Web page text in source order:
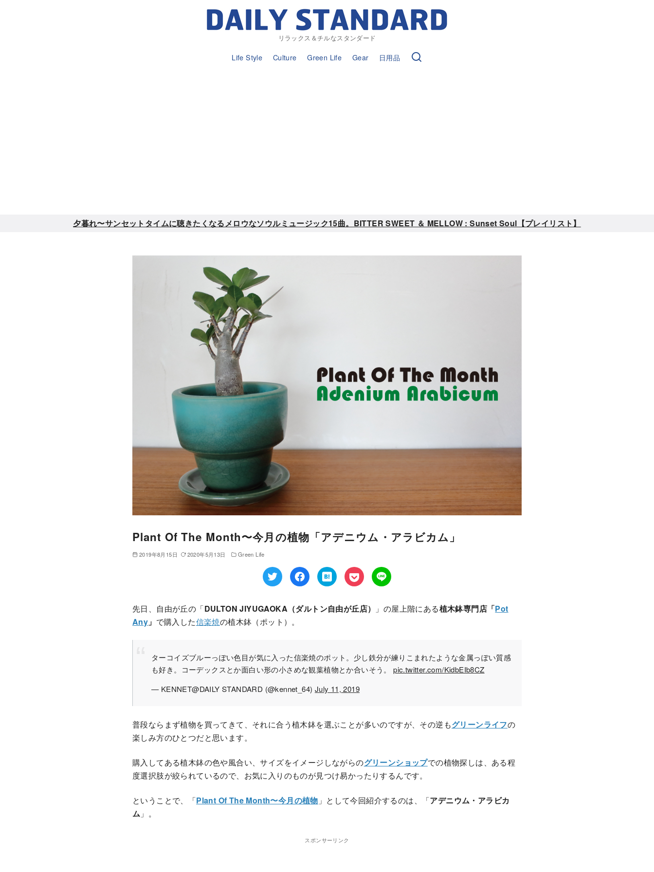
リラックス＆チルなスタンダード
Life Style Culture Green Life Gear 日用品
夕暮れ〜サンセットタイムに聴きたくなるメロウなソウルミュージック15曲。BITTER SWEET ＆ MELLOW : Sunset Soul【プレイリスト】
Plant Of The Month〜今月の植物「アデニウム・アラビカム」
2019年8月15日 2020年5月13日 Green Life
先日、自由が丘の「DULTON JIYUGAOKA（ダルトン自由が丘店） 」の屋上階にある植木鉢専門店「Pot
Any 」 で購入した信楽焼の植木鉢（ポット）。
ターコイズブルーっぽい色目が気に入った信楽焼のポット。少し鉄分が練りこまれたような金属っぽい質感
も好き。コーデックスとか面白い形の小さめな観葉植物とか合いそう。pic.twitter.com/KidbEIb8CZ
— KENNET@DAILY STANDARD (@kennet_64) July 11, 2019
普段ならまず植物を買ってきて、それに合う植木鉢を選ぶことが多いのですが、その逆もグリーンライフの
楽しみ方のひとつだと思います。
購入してある植木鉢の色や風合い、サイズをイメージしながらのグリーンショップでの植物探しは、ある程
度選択肢が絞られているので、お気に入りのものが見つけ易かったりするんです。
ということで、「Plant Of The Month〜今月の植物 」として今回紹介するのは、「アデニウム・アラビカ
ム 」。
スポンサーリンク